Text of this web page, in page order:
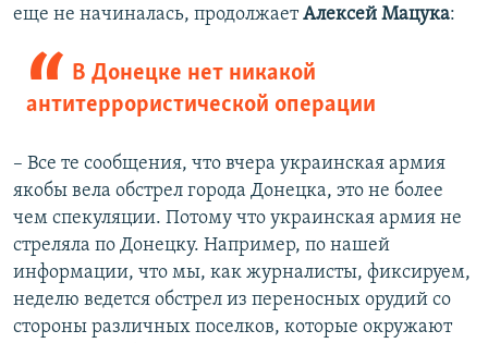
еще не начиналась, продолжаетАлексей Мацука:
В Донецке нет никакой
антитеррористической операции
– Все те сообщения, что вчера украинская армия
якобы вела обстрел города Донецка, это не более
чем спекуляции. Потому что украинская армия не
стреляла по Донецку. Например, по нашей
информации, что мы, как журналисты, фиксируем,
неделю ведется обстрел из переносных орудий со
стороны различных поселков, которые окружают